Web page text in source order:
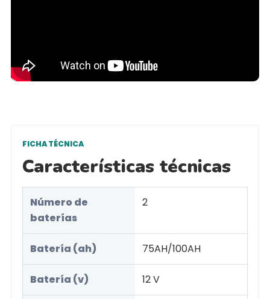
FICHA TÉCNICA
Características técnicas
Número de
baterías
2
Batería (ah) 75AH/100AH
Batería (v) 12 V